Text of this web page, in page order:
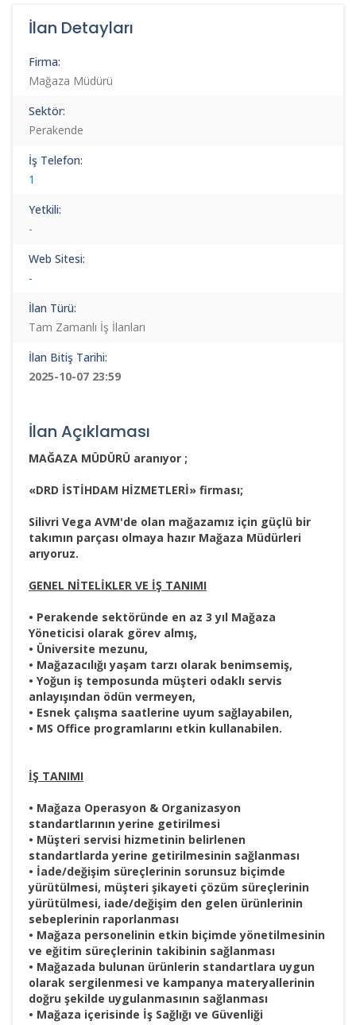
İlan Detayları
Firma:
Mağaza Müdürü
Sektör:
Perakende
İş Telefon:
1
Yetkili:
-
Web Sitesi:
-
İlan Türü:
Tam Zamanlı İş İlanları
İlan Bitiş Tarihi:
2025-10-07 23:59
İlan Açıklaması
MAĞAZA MÜDÜRÜ aranıyor ;
«DRD İSTİHDAM HİZMETLERİ» firması;
Silivri Vega AVM'de olan mağazamız için güçlü bir
takımın parçası olmaya hazır Mağaza Müdürleri
arıyoruz.
GENEL NİTELİKLER VE İŞ TANIMI
• Perakende sektöründe en az 3 yıl Mağaza
Yöneticisi olarak görev almış,
• Üniversite mezunu,
• Mağazacılığı yaşam tarzı olarak benimsemiş,
• Yoğun iş temposunda müşteri odaklı servis
anlayışından ödün vermeyen,
• Esnek çalışma saatlerine uyum sağlayabilen,
• MS Office programlarını etkin kullanabilen.
İŞ TANIMI
• Mağaza Operasyon & Organizasyon
standartlarının yerine getirilmesi
• Müşteri servisi hizmetinin belirlenen
standartlarda yerine getirilmesinin sağlanması
• İade/değişim süreçlerinin sorunsuz biçimde
yürütülmesi, müşteri şikayeti çözüm süreçlerinin
yürütülmesi, iade/değişim den gelen ürünlerinin
sebeplerinin raporlanması
• Mağaza personelinin etkin biçimde yönetilmesinin
ve eğitim süreçlerinin takibinin sağlanması
• Mağazada bulunan ürünlerin standartlara uygun
olarak sergilenmesi ve kampanya materyallerinin
doğru şekilde uygulanmasının sağlanması
• Mağaza içerisinde İş Sağlığı ve Güvenliği